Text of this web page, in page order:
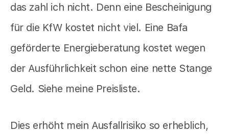
das zahl ich nicht. Denn eine Bescheinigung
für die KfW kostet nicht viel. Eine Bafa
geförderte Energieberatung kostet wegen
der Ausführlichkeit schon eine nette Stange
Geld. Siehe meine Preisliste.
Dies erhöht mein Ausfallrisiko so erheblich,